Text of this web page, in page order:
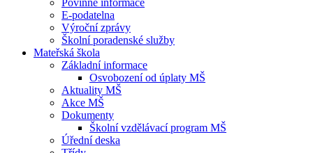
Povinné informace
E-podatelna
Výroční zprávy
Školní poradenské služby
Mateřská škola
Základní informace
Osvobození od úplaty MŠ
Aktuality MŠ
Akce MŠ
Dokumenty
Školní vzdělávací program MŠ
Úřední deska